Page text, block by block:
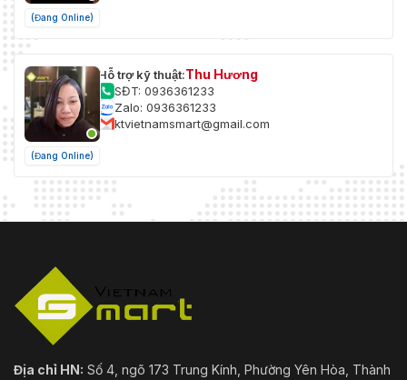
(Đang Online)
(Đang Online)
Hỗ trợ kỹ thuật:Thu Hương
SĐT: 0936361233
Zalo: 0936361233
ktvietnamsmart@gmail.com
Địa chỉ HN: Số 4, ngõ 173 Trung Kính, Phường Yên Hòa, Thành